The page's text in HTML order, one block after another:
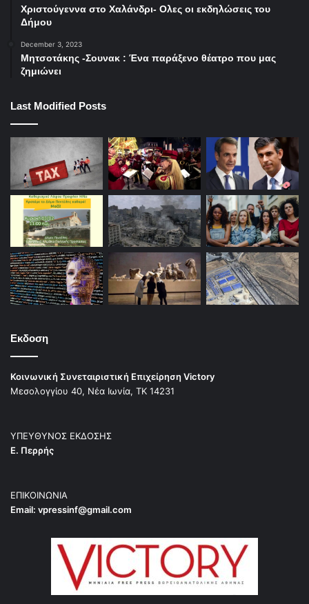
Χριστούγεννα στο Χαλάνδρι- Ολες οι εκδηλώσεις του
Δήμου
December 3, 2023
Μητσοτάκης -Σουνακ : Ένα παράξενο θέατρο που μας
ζημιώνει
Last Modified Posts
Εκδοση
Κοινωνική Συνεταιριστική Επιχείρηση Victory
Μεσολογγίου 40, Νέα Ιωνία, ΤΚ 14231
ΥΠΕΥΘΥΝΟΣ ΕΚΔΟΣΗΣ
Ε. Περρής
ΕΠΙΚΟΙΝΩΝΙΑ
Email: vpressinf@gmail.com